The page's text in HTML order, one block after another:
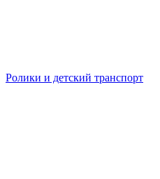
Ролики и детский транспорт